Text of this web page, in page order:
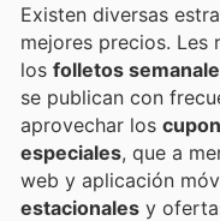
Existen diversas
mejores precios. Les
los folletos
se publican con
aprovechar los
especiales, que a
web y aplicación
estacionales y